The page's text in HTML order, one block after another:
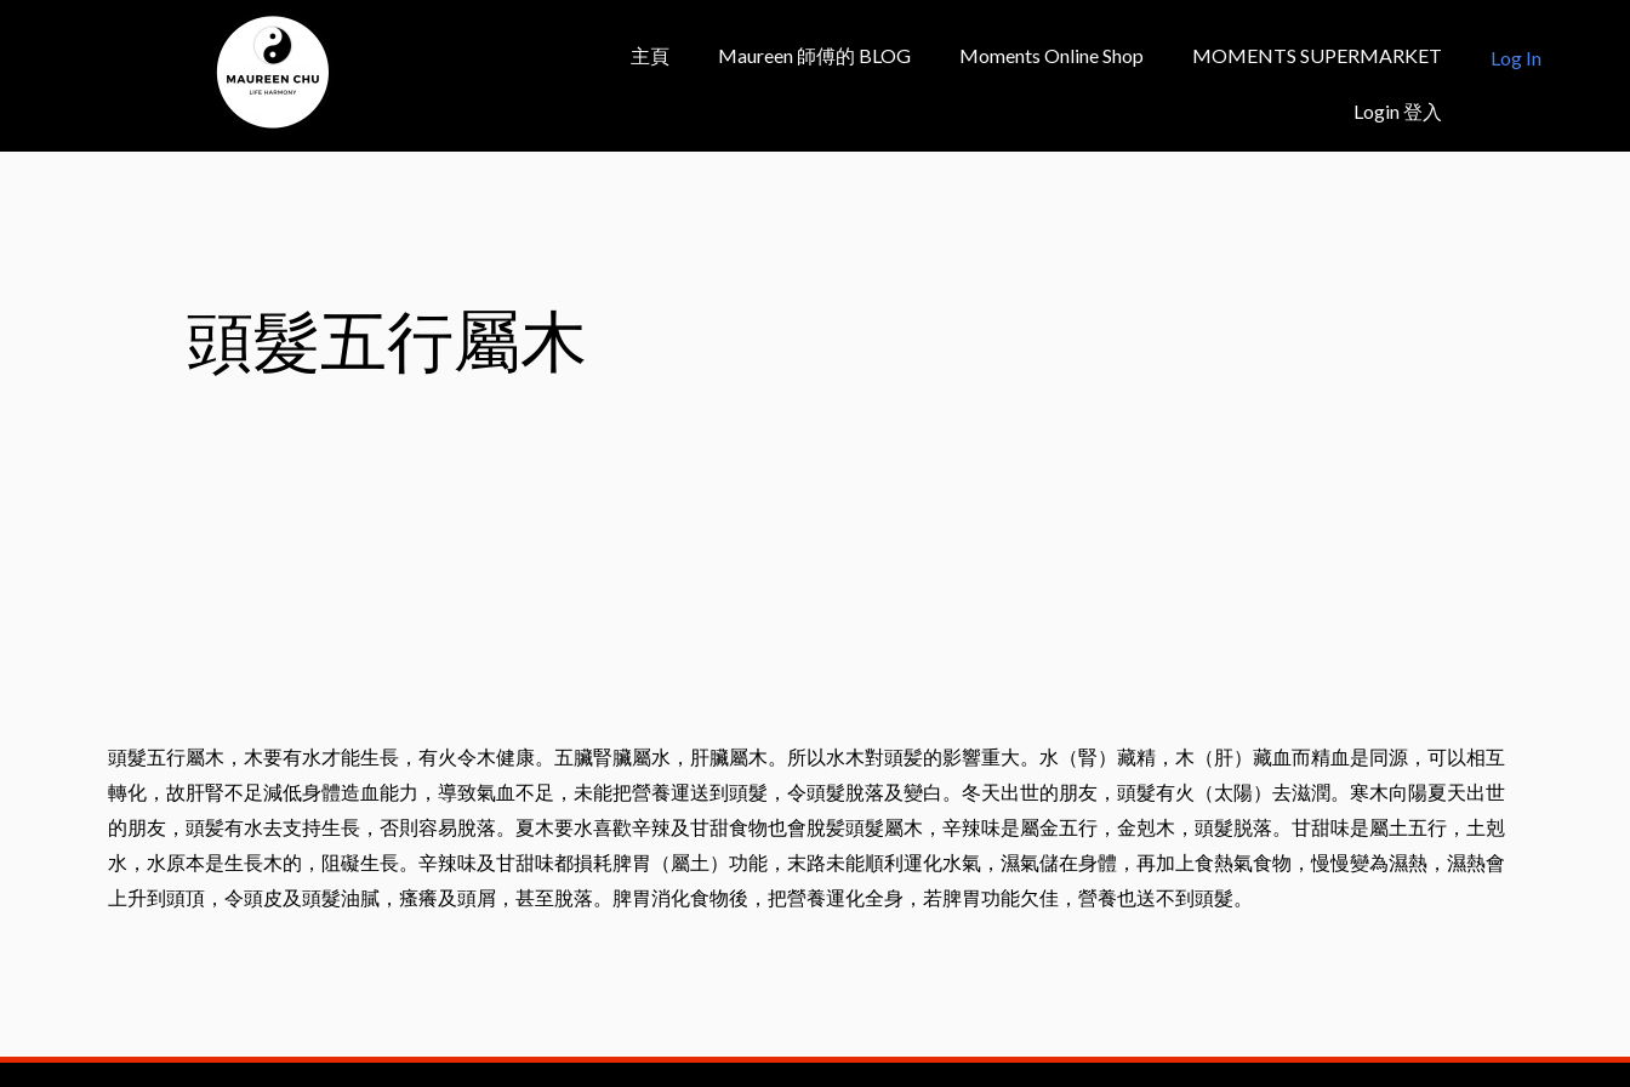
主頁 Maureen 師傅的 BLOG Moments Online Shop MOMENTS SUPERMARKET
Login 登入
Log In
頭髮五行屬木
頭髮五行屬木，木要有水才能生長，有火令木健康。五臟腎臟屬水，肝臟屬木。所以水木對頭髪的影響重大。水（腎）藏精，木（肝）藏血而精血是同源，可以相互
轉化，故肝腎不足減低身體造血能力，導致氣血不足，未能把營養運送到頭髮，令頭髮脫落及變白。冬天出世的朋友，頭髮有火（太陽）去滋潤。寒木向陽夏天出世
的朋友，頭髪有水去支持生長，否則容易脫落。夏木要水喜歡辛辣及甘甜食物也會脫髪頭髮屬木，辛辣味是屬金五行，金剋木，頭髮脱落。甘甜味是屬土五行，土剋
水，水原本是生長木的，阻礙生長。辛辣味及甘甜味都損耗脾胃（屬土）功能，末路未能順利運化水氣，濕氣儲在身體，再加上食熱氣食物，慢慢變為濕熱，濕熱會
上升到頭頂，令頭皮及頭髮油膩，瘙癢及頭屑，甚至脫落。脾胃消化食物後，把營養運化全身，若脾胃功能欠佳，營養也送不到頭髮。